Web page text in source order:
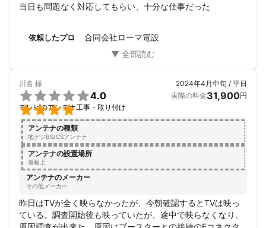
当日も問題なく対応してもらい、十分な仕事だった
依頼したプロ 合同会社ローマ電設
川名 様


4.0
テレビのアンテナ工事・取り付け
2024年4月中旬 / 平日
実際の料金31,900円
アンテナの種類
地デジBS/CSアンテナ
アンテナの設置場所
屋根上
アンテナのメーカー
その他メーカー
昨日はTVが全く映らなかったが、今朝確認するとTVは映っ
ている。調査開始後も映っていたが、途中で映らなくなり、